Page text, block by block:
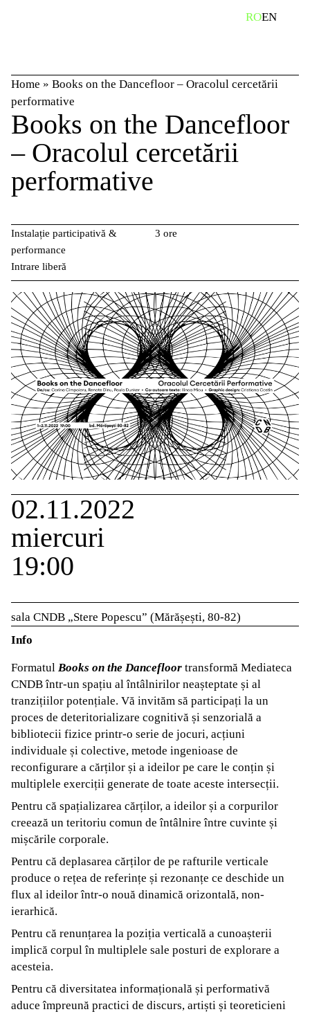
ROEN
Home » Books on the Dancefloor – Oracolul cercetării
performative
Books on the Dancefloor
– Oracolul cercetării
performative
Instalație participativă &
performance
Intrare liberă
3 ore
02.11.2022
miercuri
19:00
sala CNDB „Stere Popescu” (Mărășești, 80-82)
Info
Formatul Books on the Dancefloor transformă Mediateca
CNDB într-un spațiu al întâlnirilor neașteptate și al
tranzițiilor potențiale. Vă invităm să participați la un
proces de deteritorializare cognitivă și senzorială a
bibliotecii fizice printr-o serie de jocuri, acțiuni
individuale și colective, metode ingenioase de
reconfigurare a cărților și a ideilor pe care le conțin și
multiplele exerciții generate de toate aceste intersecții.
Pentru că spațializarea cărților, a ideilor și a corpurilor
creează un teritoriu comun de întâlnire între cuvinte și
mișcările corporale.
Pentru că deplasarea cărților de pe rafturile verticale
produce o rețea de referințe și rezonanțe ce deschide un
flux al ideilor într-o nouă dinamică orizontală, non-
ierarhică.
Pentru că renunțarea la poziția verticală a cunoașterii
implică corpul în multiplele sale posturi de explorare a
acesteia.
Pentru că diversitatea informațională și performativă
aduce împreună practici de discurs, artiști și teoreticieni